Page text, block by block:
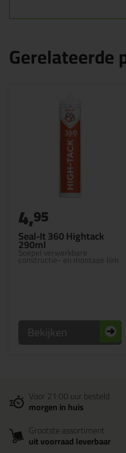
Gerelateerde
Seal-It 360 Hightack
290ml
Soepel verwerkbare
constructie- en montage lijm
4,95
Bekijken
Voor 21:00 uur besteld
morgen in huis
Grootste assortiment
uit voorraad leverbaar